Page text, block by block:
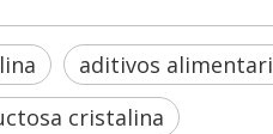
aditivos
cristalina